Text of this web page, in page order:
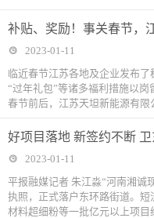
补贴、奖励！事关春节，
2023-01-11
临近春节江苏各地及企业发布
“过年礼包”等诸多福利措施以
春节前后，江苏天坦新能源有限
好项目落地 新签约不断
2023-01-11
平报融媒记者 朱江淼“河南湘诚
执照，正式落户东环路街道。
材料超细粉等一批亿元以上项目